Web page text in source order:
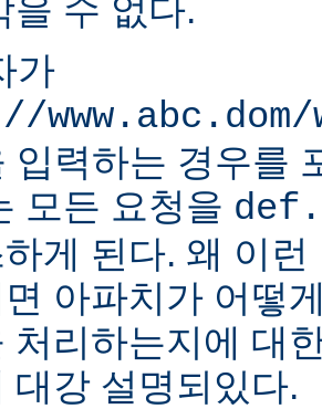
을 수 없다.
가
입력하는 경우를
모든 요청을
게 된다. 왜 이
아파치가 어떻
처리하는지에 대
대강 설명되있다.